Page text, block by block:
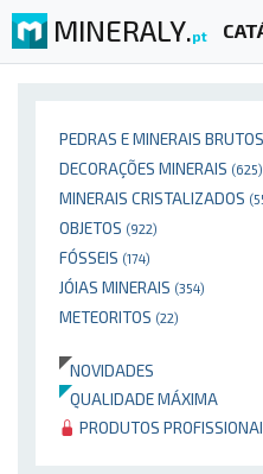
MINERALY.pt
PEDRAS E MINERAIS BRUTOS
DECORAÇÕES MINERAIS (625)
MINERAIS CRISTALIZADOS
OBJETOS (922)
FÓSSEIS (174)
JÓIAS MINERAIS (354)
METEORITOS (22)
NOVIDADES
QUALIDADE MÁXIMA
PRODUTOS